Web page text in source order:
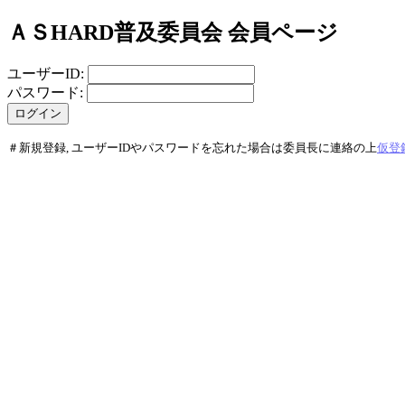
ＡＳHARD普及委員会 会員ページ
ユーザーID:
パスワード:
＃新規登録, ユーザーIDやパスワードを忘れた場合は委員長に連絡の上仮登